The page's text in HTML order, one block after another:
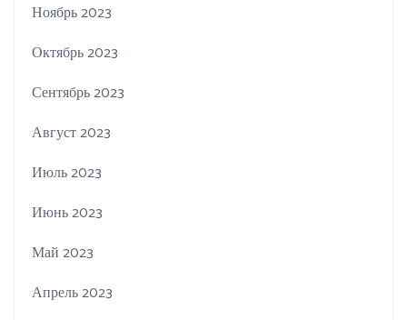
Ноябрь 2023
Октябрь 2023
Сентябрь 2023
Август 2023
Июль 2023
Июнь 2023
Май 2023
Апрель 2023